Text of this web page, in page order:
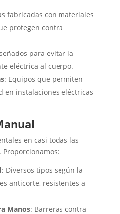
fabricadas con materiales
protegen contra
para evitar la
eléctrica al cuerpo.
: Equipos que permiten
en instalaciones eléctricas
en casi todas las
: Diversos tipos según la
anticorte, resistentes a
Manos: Barreras contra